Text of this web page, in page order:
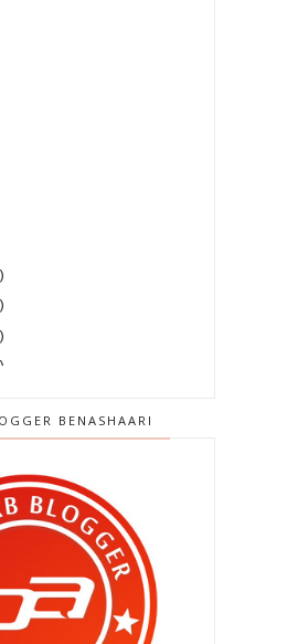
2011(303)
(418)
2011 (390)
(396)
(424)
BENASHAARI